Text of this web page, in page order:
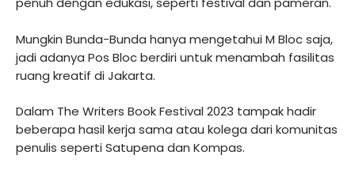
Mungkin Bunda-Bunda hanya mengetahui M Bloc saja,
jadi adanya Pos Bloc berdiri untuk menambah fasilitas
ruang kreatif di Jakarta.
Dalam The Writers Book Festival 2023 tampak hadir
beberapa hasil kerja sama atau kolega dari komunitas
penulis seperti Satupena dan Kompas.